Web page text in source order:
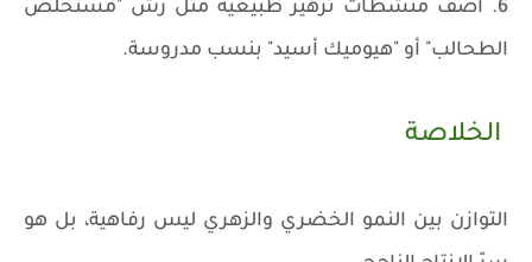
6. أضف منشطات تزهير طبيعية مثل رش "مستخلص
الطحالب" أو "هيوميك أسيد" بنسب مدروسة.
الخلاصة
التوازن بين النمو الخضري والزهري ليس رفاهية، بل هو